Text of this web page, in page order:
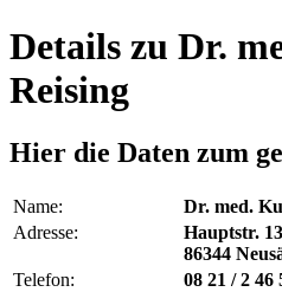
Details zu Dr.
Reising
Hier die Daten zum
Name:
Dr. med.
Adresse:
Hauptstr. 13
86344
Telefon:
08 21 / 2 46